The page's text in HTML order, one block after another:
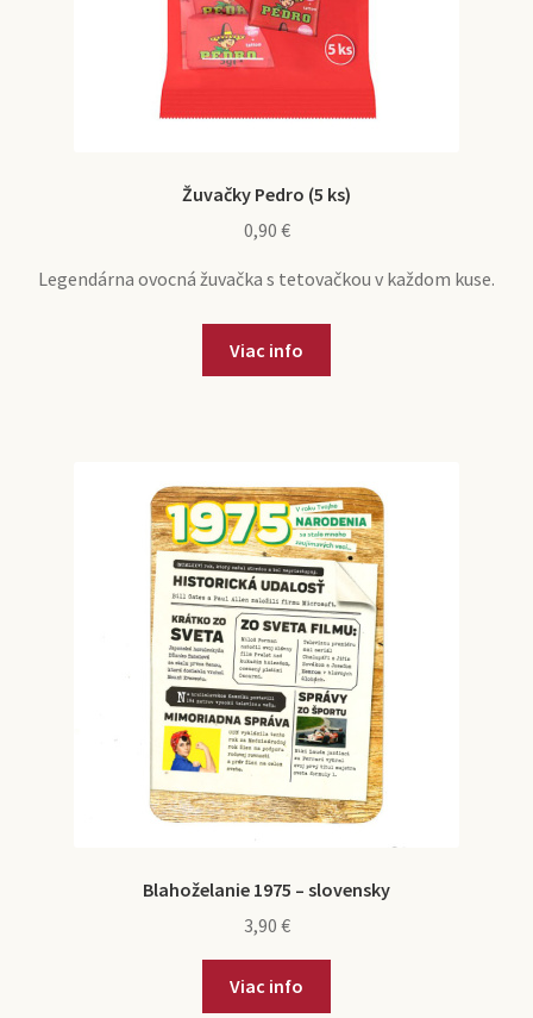
Žuvačky Pedro (5 ks)
0,90 €
Legendárna ovocná žuvačka s tetovačkou v každom kuse.
Viac info
Blahoželanie 1975 – slovensky
3,90 €
Viac info